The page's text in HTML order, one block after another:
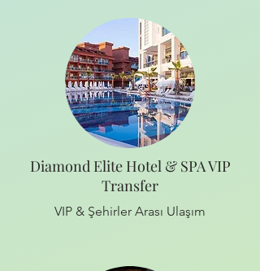
Diamond Elite Hotel & SPA VIP
Transfer
VIP & Şehirler Arası Ulaşım